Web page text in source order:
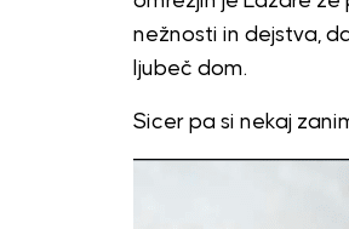
nežnosti in dejstva,
ljubeč dom.
Sicer pa si nekaj